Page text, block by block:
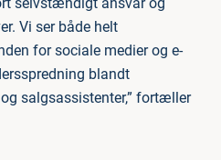
Vi ser både helt
for sociale medier og e-
blandt
salgsassistenter,” fortæller